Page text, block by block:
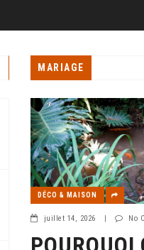
MARIAGE
DÉCO & MAISON
juillet 14, 2026 | No